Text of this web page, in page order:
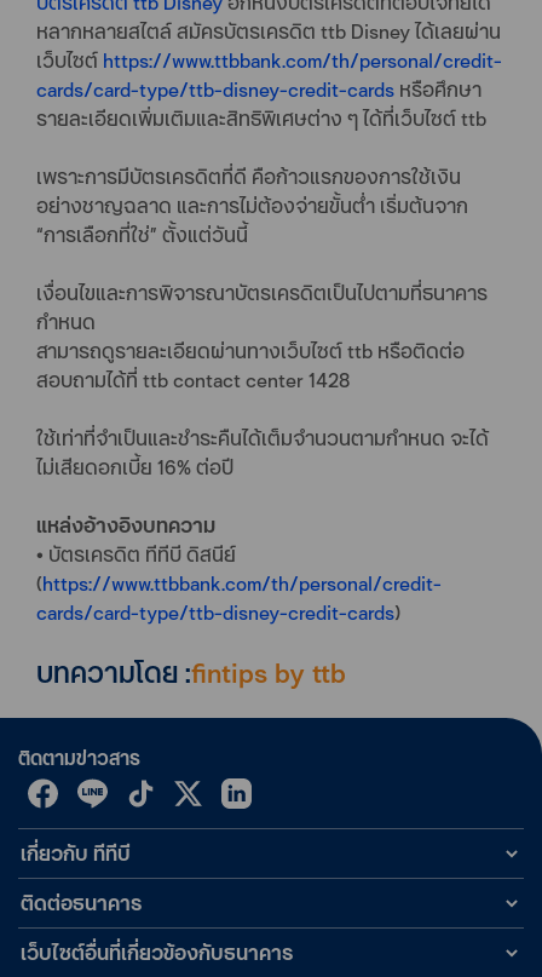
หลากหลายสไตล์ สมัครบัตรเครดิต ttb Disney ได้เลยผ่าน
เว็บไซต์ https://www.ttbbank.com/th/personal/credit-
cards/card-type/ttb-disney-credit-cards หรือศึกษา
รายละเอียดเพิ่มเติมและสิทธิพิเศษต่าง ๆ ได้ที่เว็บไซต์ ttb
เพราะการมีบัตรเครดิตที่ดี คือก้าวแรกของการใช้เงิน
อย่างชาญฉลาด และการไม่ต้องจ่ายขั้นต่ำ เริ่มต้นจาก
“การเลือกที่ใช่” ตั้งแต่วันนี้
เงื่อนไขและการพิจารณาบัตรเครดิตเป็นไปตามที่ธนาคาร
กำหนด
สามารถดูรายละเอียดผ่านทางเว็บไซต์ ttb หรือติดต่อ
สอบถามได้ที่ ttb contact center 1428
ใช้เท่าที่จำเป็นและชำระคืนได้เต็มจำนวนตามกำหนด จะได้
ไม่เสียดอกเบี้ย 16% ต่อปี
แหล่งอ้างอิงบทความ
• บัตรเครดิต ทีทีบี ดิสนีย์
(https://www.ttbbank.com/th/personal/credit-
cards/card-type/ttb-disney-credit-cards)
บทความโดย :fintips by ttb
ติดตามข่าวสาร
เกี่ยวกับ ทีทีบี
ติดต่อธนาคาร
เว็บไซต์อื่นที่เกี่ยวข้องกับธนาคาร